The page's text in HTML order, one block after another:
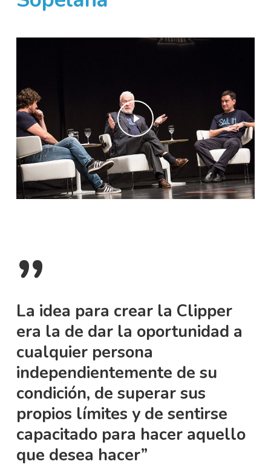
Play Video
Play Video
”
La idea para crear la Clipper
era la de dar la oportunidad a
cualquier persona
independientemente de su
condición, de superar sus
propios límites y de sentirse
capacitado para hacer aquello
que desea hacer”